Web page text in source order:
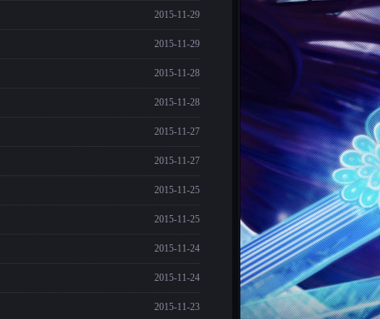
2015-11-29
2015-11-29
2015-11-28
2015-11-28
2015-11-27
2015-11-27
2015-11-25
2015-11-25
2015-11-24
2015-11-24
2015-11-23